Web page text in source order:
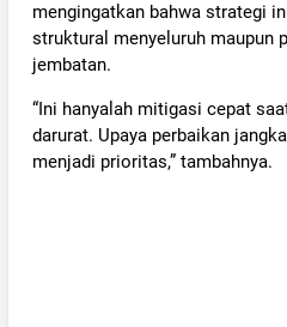
mengingatkan bahwa strategi
struktural menyeluruh maupun
jembatan.
“Ini hanyalah mitigasi cepat
darurat. Upaya perbaikan
menjadi prioritas,” tambahnya.